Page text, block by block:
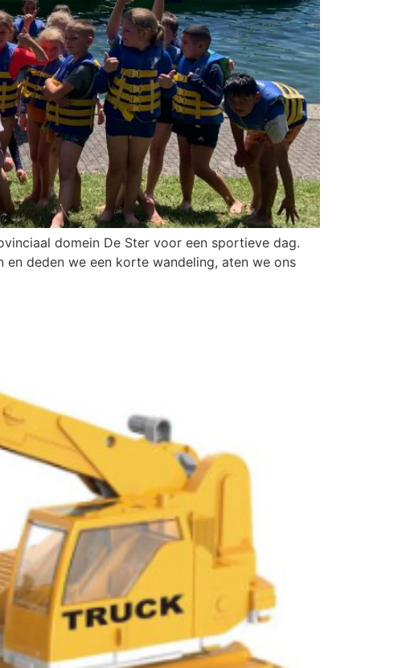
domein De Ster voor een sportieve dag.
deden we een korte wandeling, aten we ons